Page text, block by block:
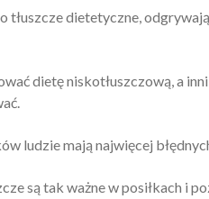
tłuszcze dietetyczne,
dietę niskotłuszczową, a
ludzie mają najwięcej
są tak ważne w posiłkach i